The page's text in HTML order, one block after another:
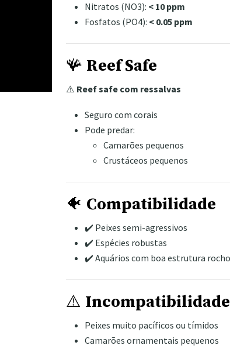
Nitratos (NO3): < 10 ppm
Fosfatos (PO4): < 0.05 ppm
🪸 Reef Safe
⚠️ Reef safe com ressalvas
Seguro com corais
Pode predar:
Camarões pequenos
Crustáceos pequenos
🐠 Compatibilidade
✔️ Peixes semi-agressivos
✔️ Espécies robustas
✔️ Aquários com boa estrutura
⚠️
Peixes muito pacíficos ou tímidos
Camarões ornamentais pequenos